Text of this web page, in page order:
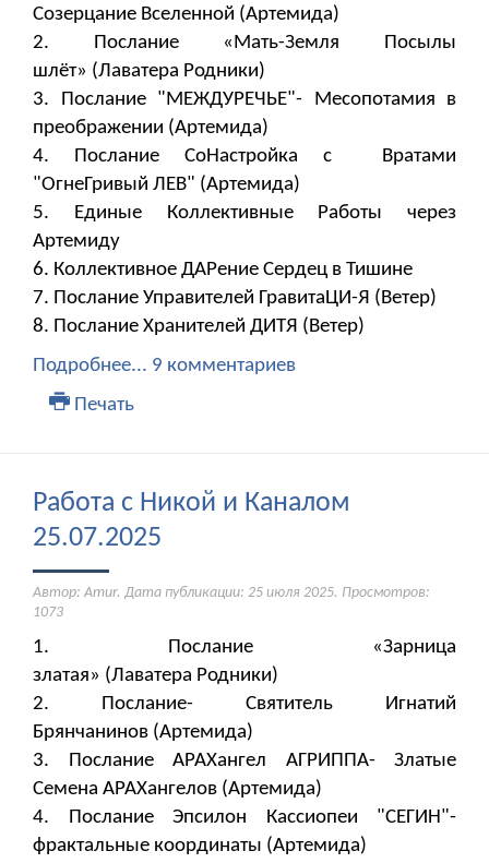
Созерцание Вселенной (Артемида)
2. Послание «Мать-Земля Посылы
шлёт» (Лаватера Родники)
3. Послание "МЕЖДУРЕЧЬЕ"- Месопотамия в
преображении (Артемида)
4. Послание СоНастройка с Вратами
"ОгнеГривый ЛЕВ" (Артемида)
5. Единые Коллективные Работы через
Артемиду
6. Коллективное ДАРение Сердец в Тишине
7. Послание Управителей ГравитаЦИ-Я (Ветер)
8. Послание Хранителей ДИТЯ (Ветер)
Подробнее... 9 комментариев
Печать
Работа с Никой и Каналом
25.07.2025
Автор: Amur. Дата публикации: 25 июля 2025. Просмотров:
1073
1. Послание «Зарница
златая» (Лаватера Родники)
2. Послание- Святитель Игнатий
Брянчанинов (Артемида)
3. Послание АРАХангел АГРИППА- Златые
Семена АРАХангелов (Артемида)
4. Послание Эпсилон Кассиопеи "СЕГИН"-
фрактальные координаты (Артемида)